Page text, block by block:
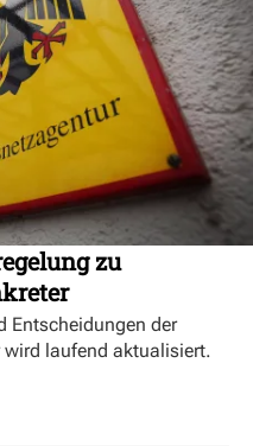
zu
Entscheidungen der
wird laufend aktualisiert.